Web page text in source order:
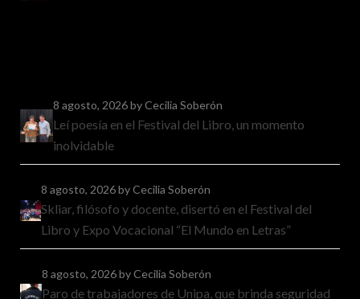
8 agosto, 2026by Cecilia Soberón
Leí poesía en el Festival del Libro, un momento
inolvidable
8 agosto, 2026by Cecilia Soberón
Skliar, filósofo y docente, disertó en el Festival del
Libro y Expo Vocacional “El Mundo en Letras”
8 agosto, 2026by Cecilia Soberón
Paro de trabajadores de Unipa, que brinda seguridad